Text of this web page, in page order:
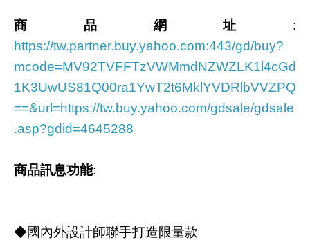
商品網址 :
https://tw.partner.buy.yahoo.com:443/gd/buy?
mcode=MV92TVFFTzVWMmdNZWZLK1l4cGd
1K3UwUS81Q00ra1YwT2t6MklYVDRlbVVZPQ
==&url=https://tw.buy.yahoo.com/gdsale/gdsale
.asp?gdid=4645288
商品訊息功能:
◆國內外設計師聯手打造限量款